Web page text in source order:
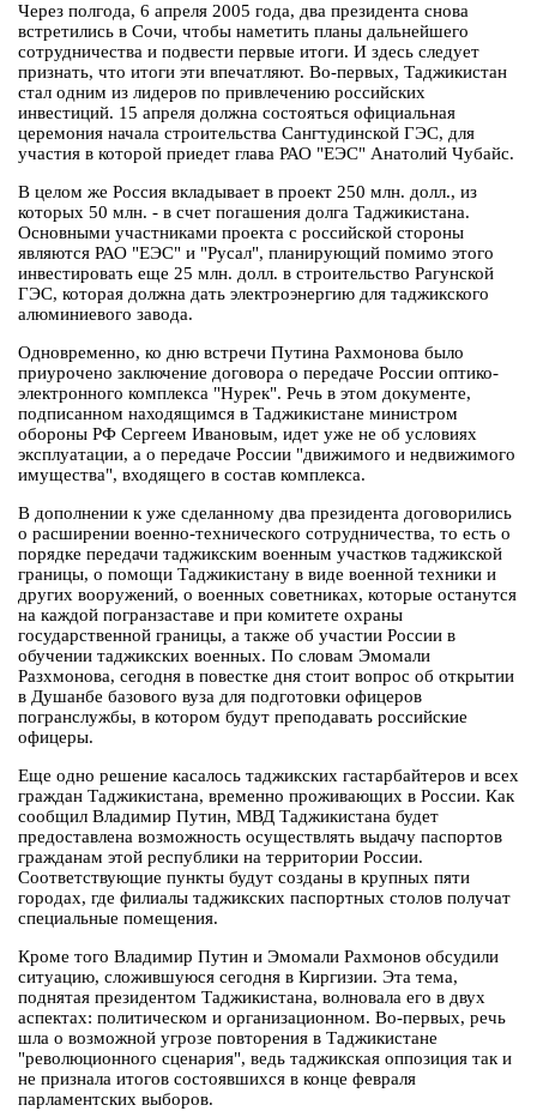
Через полгода, 6 апреля 2005 года, два президента снова
встретились в Сочи, чтобы наметить планы дальнейшего
сотрудничества и подвести первые итоги. И здесь следует
признать, что итоги эти впечатляют. Во-первых, Таджикистан
стал одним из лидеров по привлечению российских
инвестиций. 15 апреля должна состояться официальная
церемония начала строительства Сангтудинской ГЭС, для
участия в которой приедет глава РАО "ЕЭС" Анатолий Чубайс.
В целом же Россия вкладывает в проект 250 млн. долл., из
которых 50 млн. - в счет погашения долга Таджикистана.
Основными участниками проекта с российской стороны
являются РАО "ЕЭС" и "Русал", планирующий помимо этого
инвестировать еще 25 млн. долл. в строительство Рагунской
ГЭС, которая должна дать электроэнергию для таджикского
алюминиевого завода.
Одновременно, ко дню встречи Путина Рахмонова было
приурочено заключение договора о передаче России оптико-
электронного комплекса "Нурек". Речь в этом документе,
подписанном находящимся в Таджикистане министром
обороны РФ Сергеем Ивановым, идет уже не об условиях
эксплуатации, а о передаче России "движимого и недвижимого
имущества", входящего в состав комплекса.
В дополнении к уже сделанному два президента договорились
о расширении военно-технического сотрудничества, то есть о
порядке передачи таджикским военным участков таджикской
границы, о помощи Таджикистану в виде военной техники и
других вооружений, о военных советниках, которые останутся
на каждой погранзаставе и при комитете охраны
государственной границы, а также об участии России в
обучении таджикских военных. По словам Эмомали
Разхмонова, сегодня в повестке дня стоит вопрос об открытии
в Душанбе базового вуза для подготовки офицеров
погранслужбы, в котором будут преподавать российские
офицеры.
Еще одно решение касалось таджикских гастарбайтеров и всех
граждан Таджикистана, временно проживающих в России. Как
сообщил Владимир Путин, МВД Таджикистана будет
предоставлена возможность осуществлять выдачу паспортов
гражданам этой республики на территории России.
Соответствующие пункты будут созданы в крупных пяти
городах, где филиалы таджикских паспортных столов получат
специальные помещения.
Кроме того Владимир Путин и Эмомали Рахмонов обсудили
ситуацию, сложившуюся сегодня в Киргизии. Эта тема,
поднятая президентом Таджикистана, волновала его в двух
аспектах: политическом и организационном. Во-первых, речь
шла о возможной угрозе повторения в Таджикистане
"революционного сценария", ведь таджикская оппозиция так и
не признала итогов состоявшихся в конце февраля
парламентских выборов.